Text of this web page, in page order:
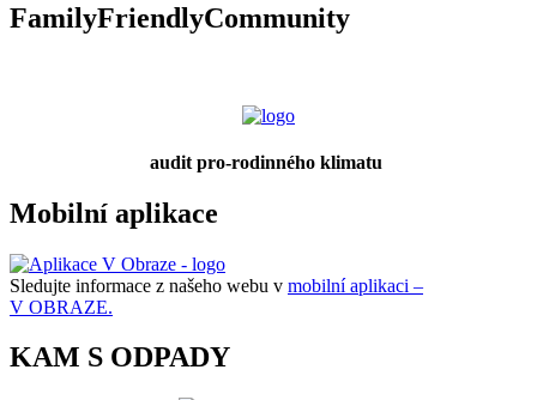
FamilyFriendlyCommunity
audit pro-rodinného klimatu
Mobilní aplikace
Sledujte informace z našeho webu v mobilní aplikaci –
V OBRAZE.
KAM S ODPADY